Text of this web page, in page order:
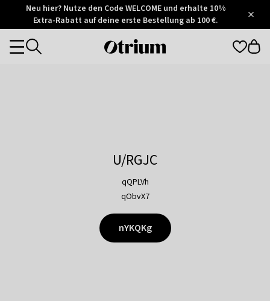
Otrium
Trustpilot
Neu hier? Nutze den Code WELCOME und erhalte 10%
Extra-Rabatt auf deine erste Bestellung ab 100 €.
Otrium
Categories
U/RGJC
qQPLVh
qObvX7
nYKQKg